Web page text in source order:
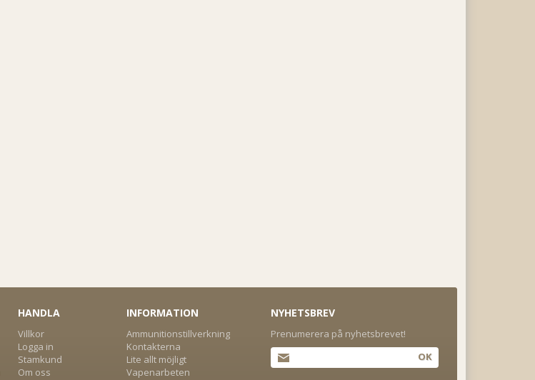
HANDLA
Villkor
Logga in
Stamkund
Om oss
INFORMATION
Ammunitionstillverkning
Kontakterna
Lite allt möjligt
Vapenarbeten
NYHETSBREV
Prenumerera på nyhetsbrevet!
OK